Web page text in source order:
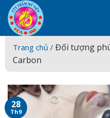
Skip
to
content
Trang chủ / Đối tượng
Carbon
28
Th9